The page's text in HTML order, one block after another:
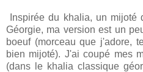
Inspirée du khalia, un mijoté
Géorgie, ma version est un
boeuf (morceau que j'adore,
bien mijoté). J'ai coupé mes
(dans le khalia classique